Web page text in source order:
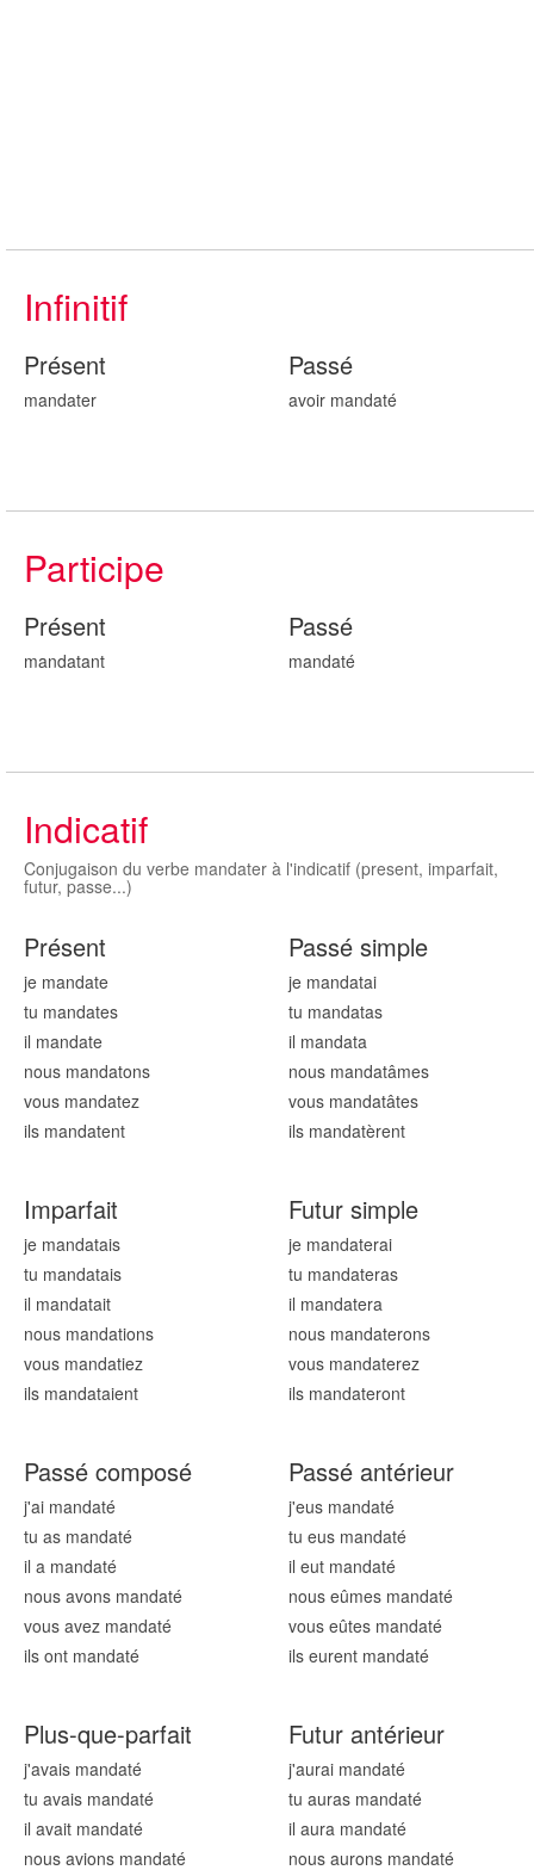
Infinitif
Présent
mandater
Passé
avoir mandaté
Participe
Présent
mandatant
Passé
mandaté
Indicatif
Conjugaison du verbe mandater à l'indicatif (present, imparfait,
futur, passe...)
Présent
je mandate
tu mandates
il mandate
nous mandatons
vous mandatez
ils mandatent
Passé simple
je mandatai
tu mandatas
il mandata
nous mandatâmes
vous mandatâtes
ils mandatèrent
Imparfait
je mandatais
tu mandatais
il mandatait
nous mandations
vous mandatiez
ils mandataient
Futur simple
je mandaterai
tu mandateras
il mandatera
nous mandaterons
vous mandaterez
ils mandateront
Passé composé
j'ai mandaté
tu as mandaté
il a mandaté
nous avons mandaté
vous avez mandaté
ils ont mandaté
Passé antérieur
j'eus mandaté
tu eus mandaté
il eut mandaté
nous eûmes mandaté
vous eûtes mandaté
ils eurent mandaté
Plus-que-parfait
j'avais mandaté
tu avais mandaté
il avait mandaté
nous avions mandaté
Futur antérieur
j'aurai mandaté
tu auras mandaté
il aura mandaté
nous aurons mandaté